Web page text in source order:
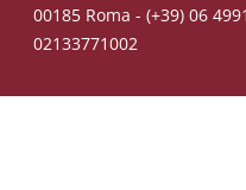
00185 Roma - (+39) 06
02133771002